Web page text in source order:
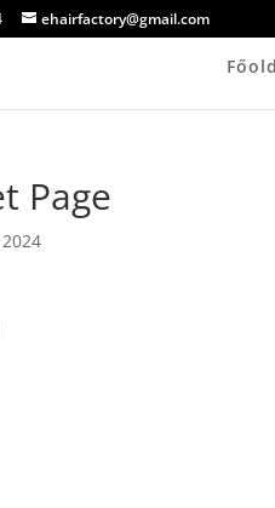
ehairfactory@gmail.com
Page